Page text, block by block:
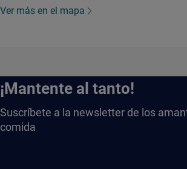
Ver más en el mapa
¡Mantente al tanto!
Suscríbete a la newsletter de los
comida